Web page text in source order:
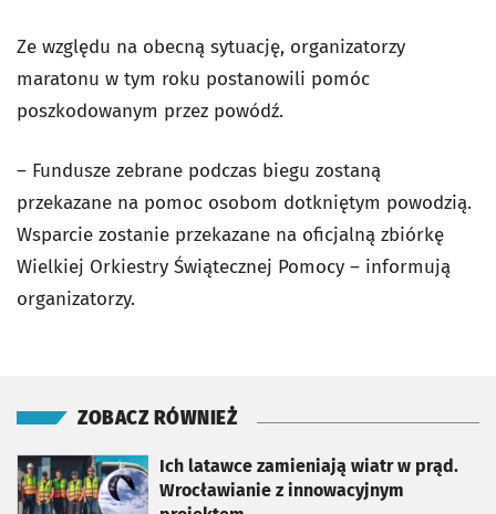
Ze względu na obecną sytuację, organizatorzy
maratonu w tym roku postanowili pomóc
poszkodowanym przez powódź.
– Fundusze zebrane podczas biegu zostaną
przekazane na pomoc osobom dotkniętym powodzią.
Wsparcie zostanie przekazane na oficjalną zbiórkę
Wielkiej Orkiestry Świątecznej Pomocy – informują
organizatorzy.
ZOBACZ RÓWNIEŻ
Ich latawce zamieniają wiatr w prąd.
Wrocławianie z innowacyjnym
otworzy się w nowej karcie